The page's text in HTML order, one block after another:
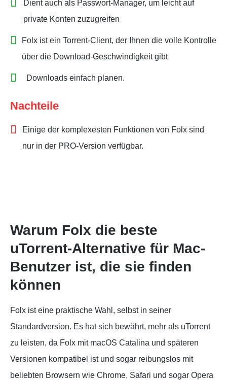
Dient auch als Passwort-Manager, um leicht auf
private Konten zuzugreifen
Folx ist ein Torrent-Client, der Ihnen die volle Kontrolle
über die Download-Geschwindigkeit gibt
Downloads einfach planen.
Nachteile
Einige der komplexesten Funktionen von Folx sind
nur in der PRO-Version verfügbar.
Warum Folx die beste
uTorrent-Alternative für Mac-
Benutzer ist, die sie finden
können
Folx ist eine praktische Wahl, selbst in seiner
Standardversion. Es hat sich bewährt, mehr als uTorrent
zu leisten, da Folx mit macOS Catalina und späteren
Versionen kompatibel ist und sogar reibungslos mit
beliebten Browsern wie Chrome, Safari und sogar Opera